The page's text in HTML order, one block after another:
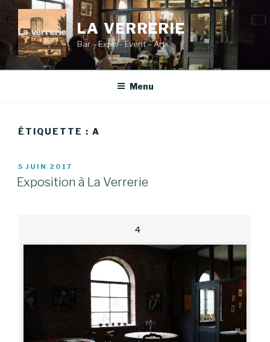
contenu
principal
LA VERRERIE
Bar – Expo – Event – Art
Menu
ÉTIQUETTE : A
PUBLIÉ
LE
5 JUIN 2017
Exposition à La Verrerie
4